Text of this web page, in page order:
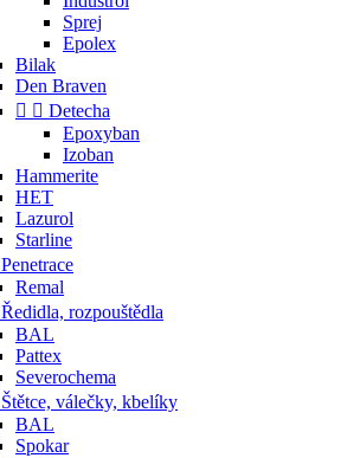
Sprej
Epolex
Bilak
Den Braven
  Detecha
Epoxyban
Izoban
Hammerite
HET
Lazurol
Starline
Penetrace
Remal
Ředidla, rozpouštědla
BAL
Pattex
Severochema
Štětce, válečky, kbelíky
BAL
Spokar